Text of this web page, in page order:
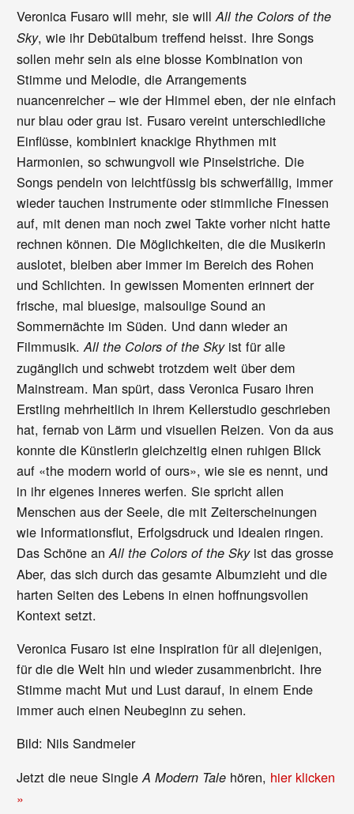
Veronica Fusaro will mehr, sie willAll the Colors of the
Sky, wie ihr Debütalbum treffend heisst. Ihre Songs
sollen mehr sein als eine blosse Kombination von
Stimme und Melodie, die Arrangements
nuancenreicher – wie der Himmel eben, der nie einfach
nur blau oder grau ist. Fusaro vereint unterschiedliche
Einflüsse, kombiniert knackige Rhythmen mit
Harmonien, so schwungvoll wie Pinselstriche. Die
Songs pendeln von leichtfüssig bis schwerfällig, immer
wieder tauchen Instrumente oder stimmliche Finessen
auf, mit denen man noch zwei Takte vorher nicht hatte
rechnen können. Die Möglichkeiten, die die Musikerin
auslotet, bleiben aber immer im Bereich des Rohen
und Schlichten. In gewissen Momenten erinnert der
frische, mal bluesige, malsoulige Sound an
Sommernächte im Süden. Und dann wieder an
Filmmusik.All the Colors of the Skyist für alle
zugänglich und schwebt trotzdem weit über dem
Mainstream. Man spürt, dass Veronica Fusaro ihren
Erstling mehrheitlich in ihrem Kellerstudio geschrieben
hat, fernab von Lärm und visuellen Reizen. Von da aus
konnte die Künstlerin gleichzeitig einen ruhigen Blick
auf «the modern world of ours», wie sie es nennt, und
in ihr eigenes Inneres werfen. Sie spricht allen
Menschen aus der Seele, die mit Zeiterscheinungen
wie Informationsflut, Erfolgsdruck und Idealen ringen.
Das Schöne anAll the Colors of the Skyist das grosse
Aber, das sich durch das gesamte Albumzieht und die
harten Seiten des Lebens in einen hoffnungsvollen
Kontext setzt.
Veronica Fusaro ist eine Inspiration für all diejenigen,
für die die Welt hin und wieder zusammenbricht. Ihre
Stimme macht Mut und Lust darauf, in einem Ende
immer auch einen Neubeginn zu sehen.
Bild: Nils Sandmeier
Jetzt die neue SingleA Modern Tale hören, hier klicken
»